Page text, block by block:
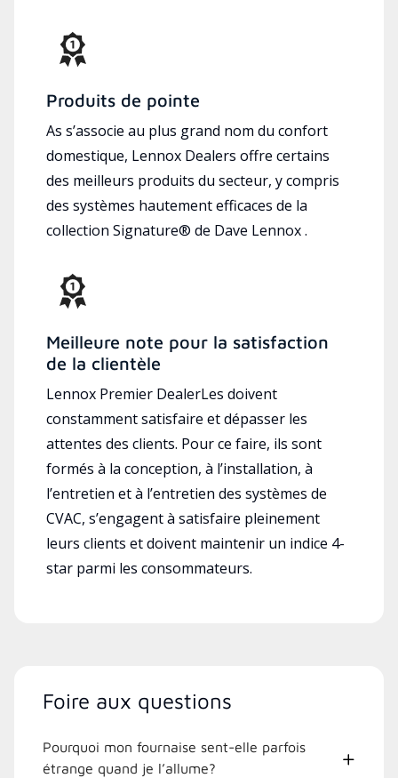
Produits de pointe
As s’associe au plus grand nom du confort
domestique, Lennox Dealers offre certains
des meilleurs produits du secteur, y compris
des systèmes hautement efficaces de la
collection Signature® de Dave Lennox .
Meilleure note pour la satisfaction
de la clientèle
Lennox Premier DealerLes doivent
constamment satisfaire et dépasser les
attentes des clients. Pour ce faire, ils sont
formés à la conception, à l’installation, à
l’entretien et à l’entretien des systèmes de
CVAC, s’engagent à satisfaire pleinement
leurs clients et doivent maintenir un indice 4-
star parmi les consommateurs.
Foire aux questions
Pourquoi mon fournaise sent-elle parfois
étrange quand je l’allume?